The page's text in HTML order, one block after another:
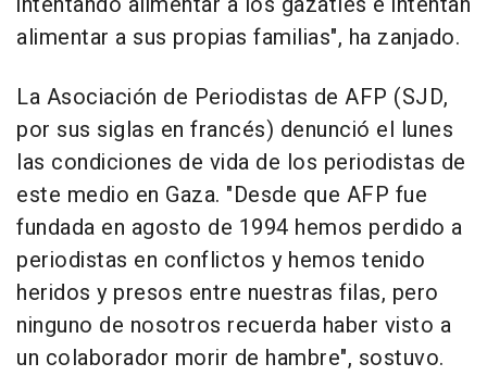
alimentar a sus propias familias", ha zanjado.
La Asociación de Periodistas de AFP (SJD,
por sus siglas en francés) denunció el lunes
las condiciones de vida de los periodistas de
este medio en Gaza. "Desde que AFP fue
fundada en agosto de 1994 hemos perdido a
periodistas en conflictos y hemos tenido
heridos y presos entre nuestras filas, pero
ninguno de nosotros recuerda haber visto a
un colaborador morir de hambre", sostuvo.